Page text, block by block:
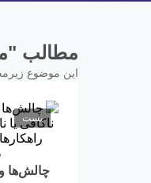
مطالب
این موضوع
پست
چالش‌ها و